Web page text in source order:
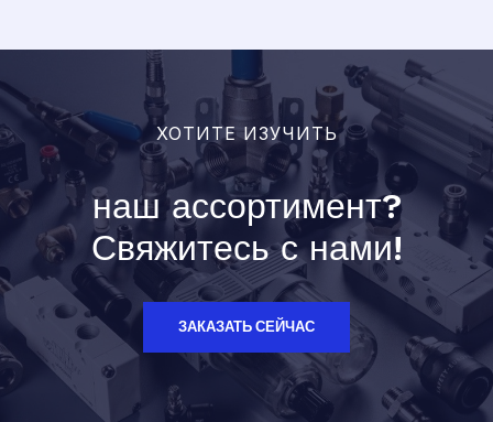
ХОТИТЕ ИЗУЧИТЬ
наш ассортимент?
Свяжитесь с нами!
ЗАКАЗАТЬ СЕЙЧАС